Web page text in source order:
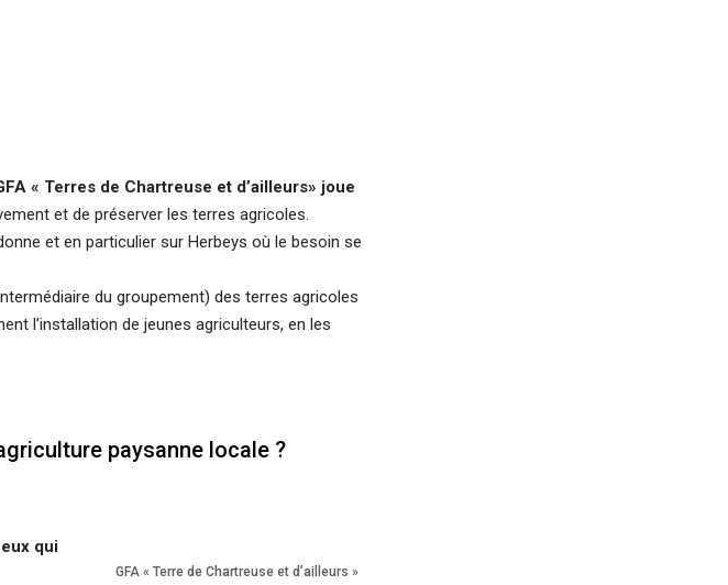
« Terres de Chartreuse et d’ailleurs» joue
et de préserver les terres agricoles.
et en particulier sur Herbeys où le besoin se
du groupement) des terres agricoles
l’installation de jeunes agriculteurs, en les
paysanne locale ?
qui
GFA « Terre de Chartreuse et d’ailleurs »